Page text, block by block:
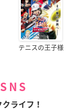
テニスの王子様
ライフ！